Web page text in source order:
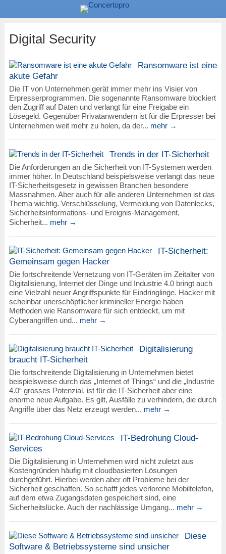
Digital Security
Ransomware ist eine
akute Gefahr
Die IT von Unternehmen gerät immer mehr ins Visier von
Erpresserprogrammen. Die sogenannte Ransomware blockiert
den Zugriff auf Daten und verlangt für eine Freigabe ein
Lösegeld. Gegenüber Privatanwendern ist für die Erpresser bei
Unternehmen weit mehr zu holen, da der... mehr →
Trends in der IT-Sicherheit
Die Anforderungen an die Sicherheit von IT-Systemen werden
immer höher. In Deutschland beispielsweise verlangt das neue
IT-Sicherheitsgesetz in gewissen Branchen besondere
Massnahmen. Aber auch für alle anderen Unternehmen ist das
Thema wichtig. Verschlüsselung, Vermeidung von Datenlecks,
Sicherheitsinformations- und Ereignis-Management,
Sicherheit... mehr →
IT-Sicherheit:
Gemeinsam gegen Hacker
Die fortschreitende Vernetzung von IT-Geräten im Zeitalter von
Digitalisierung, Internet der Dinge und Industrie 4.0 bringt auch
eine Vielzahl neuer Angriffspunkte für Eindringlinge. Hacker mit
scheinbar unerschöpflicher krimineller Energie haben
Methoden wie Ransomware für sich entdeckt, um mit
Cyberangriffen und... mehr →
Digitalisierung
braucht IT-Sicherheit
Die fortschreitende Digitalisierung in Unternehmen bietet
beispielsweise durch das „Internet of Things“ und die „Industrie
4.0“ grosses Potenzial, ist für die IT-Sicherheit aber eine
enorme neue Aufgabe. Es gilt, Ausfälle zu verhindern, die durch
Angriffe über das Netz erzeugt werden... mehr →
IT-Bedrohung Cloud-
Services
Die Digitalisierung in Unternehmen wird nicht zuletzt aus
Kostengründen häufig mit cloudbasierten Lösungen
durchgeführt. Hierbei werden aber oft Probleme bei der
Sicherheit geschaffen. So schafft jedes verlorene Mobiltelefon,
auf dem etwa Zugangsdaten gespeichert sind, eine
Sicherheitslücke. Auch der nachlässige Umgang... mehr →
Diese
Software & Betriebssysteme sind unsicher